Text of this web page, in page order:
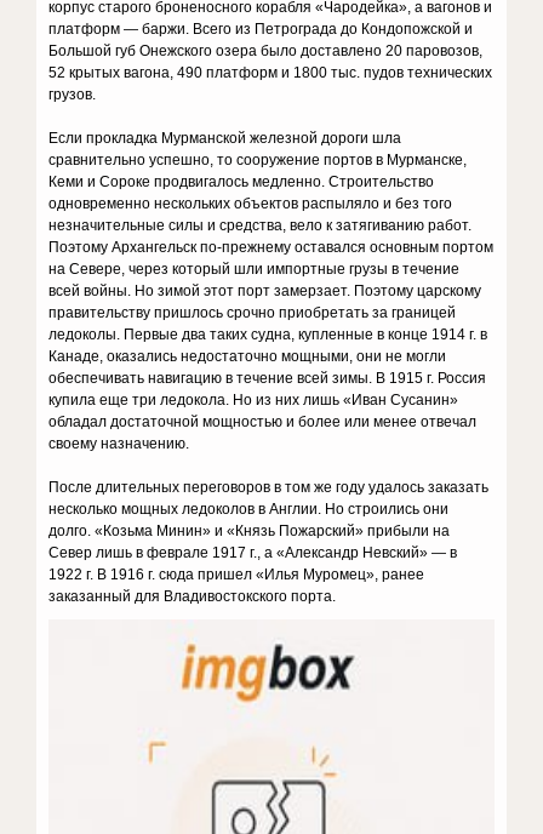
корпус старого броненосного корабля «Чародейка», а вагонов и
платформ — баржи. Всего из Петрограда до Кондопожской и
Большой губ Онежского озера было доставлено 20 паровозов,
52 крытых вагона, 490 платформ и 1800 тыс. пудов технических
грузов.
Если прокладка Мурманской железной дороги шла
сравнительно успешно, то сооружение портов в Мурманске,
Кеми и Сороке продвигалось медленно. Строительство
одновременно нескольких объектов распыляло и без того
незначительные силы и средства, вело к затягиванию работ.
Поэтому Архангельск по-прежнему оставался основным портом
на Севере, через который шли импортные грузы в течение
всей войны. Но зимой этот порт замерзает. Поэтому царскому
правительству пришлось срочно приобретать за границей
ледоколы. Первые два таких судна, купленные в конце 1914 г. в
Канаде, оказались недостаточно мощными, они не могли
обеспечивать навигацию в течение всей зимы. В 1915 г. Россия
купила еще три ледокола. Но из них лишь «Иван Сусанин»
обладал достаточной мощностью и более или менее отвечал
своему назначению.
После длительных переговоров в том же году удалось заказать
несколько мощных ледоколов в Англии. Но строились они
долго. «Козьма Минин» и «Князь Пожарский» прибыли на
Север лишь в феврале 1917 г., а «Александр Невский» — в
1922 г. В 1916 г. сюда пришел «Илья Муромец», ранее
заказанный для Владивостокского порта.